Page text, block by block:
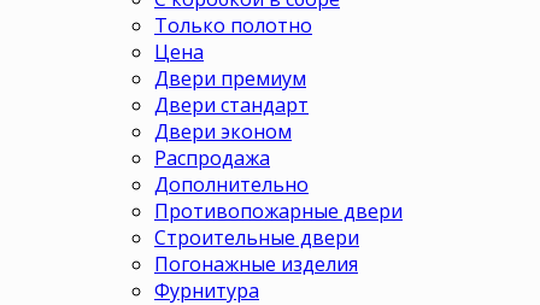
Только полотно
Цена
Двери премиум
Двери стандарт
Двери эконом
Распродажа
Дополнительно
Противопожарные двери
Строительные двери
Погонажные изделия
Фурнитура